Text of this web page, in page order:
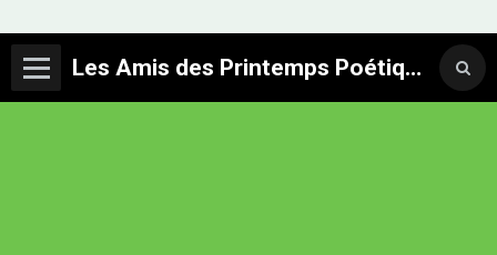
Les Amis des Printemps Poétiques